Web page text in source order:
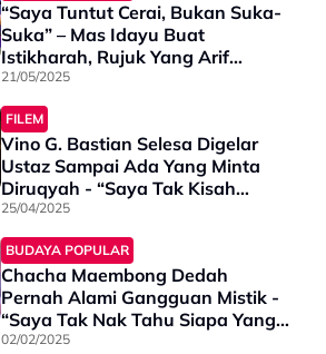
“Saya Tuntut Cerai, Bukan Suka-
Suka” – Mas Idayu Buat
Istikharah, Rujuk Yang Arif
Sebelum Bercerai
21/05/2025
FILEM
Vino G. Bastian Selesa Digelar
Ustaz Sampai Ada Yang Minta
Diruqyah - “Saya Tak Kisah
Malah Seronok”
25/04/2025
BUDAYA POPULAR
Chacha Maembong Dedah
Pernah Alami Gangguan Mistik -
“Saya Tak Nak Tahu Siapa Yang
Hantar”
02/02/2025